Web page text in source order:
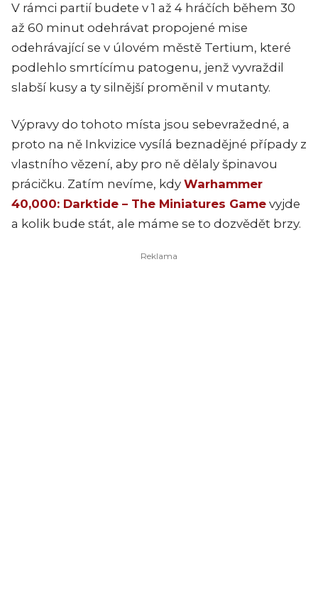
V rámci partií budete v 1 až 4 hráčích během 30
až 60 minut odehrávat propojené mise
odehrávající se v úlovém městě Tertium, které
podlehlo smrtícímu patogenu, jenž vyvraždil
slabší kusy a ty silnější proměnil v mutanty.
Výpravy do tohoto místa jsou sebevražedné, a
proto na ně Inkvizice vysílá beznadějné případy z
vlastního vězení, aby pro ně dělaly špinavou
prácičku. Zatím nevíme, kdy Warhammer
40,000: Darktide – The Miniatures Game vyjde
a kolik bude stát, ale máme se to dozvědět brzy.